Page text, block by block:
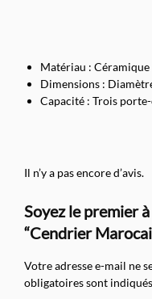
Matériau : Céramique
Dimensions :
Capacité : Trois
Il n’y a pas encore d’avis.
Soyez le premier
“Cendrier
Votre adresse e-mail ne
obligatoires sont